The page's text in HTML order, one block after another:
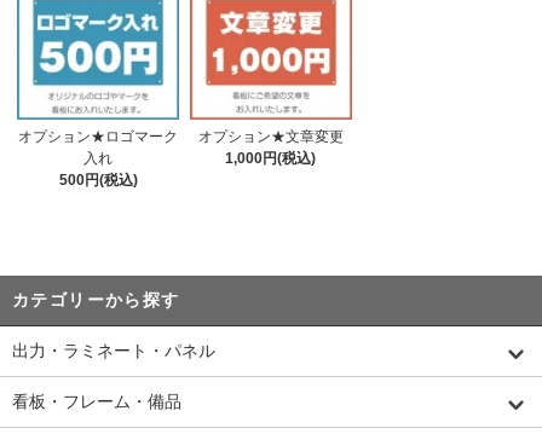
オプション★ロゴマーク
入れ
500円(税込)
オプション★文章変更
1,000円(税込)
カテゴリーから探す
出力・ラミネート・パネル
看板・フレーム・備品